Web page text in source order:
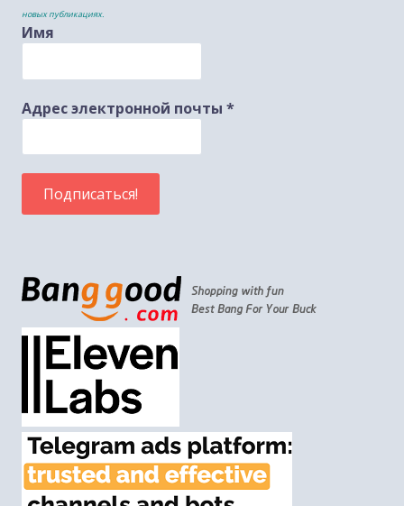
новых публикациях.
Имя
Адрес электронной почты *